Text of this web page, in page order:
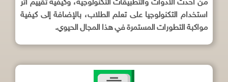
من أحدث الأدوات والتطبيقات التكنولوجية، وكيفية تقييم أثر
استخدام التكنولوجيا على تعلم الطلاب، بالإضافة إلى كيفية
مواكبة التطورات المستمرة في هذا المجال الحيوي.